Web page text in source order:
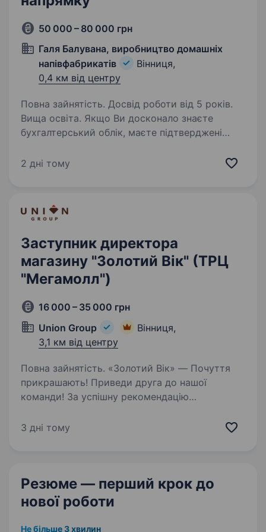
50 000 – 80 000 грн
Галя Балувана, виробництво домашніх
напівфабрикатів
Вінниця,
0,4 км від центру
Повна зайнятість. Досвід роботи від 5 років.
Вища освіта. Якщо Ви досконало знаєте
бухгалтерський облік, маєте підтверджені
та хочете перейти від операційної роботи
2 дні тому
Заступник директора
магазину "Золотий Вік" (ТРЦ
"Мегамолл")
16 000 – 35 000 грн
Union Group
Вінниця,
3,1 км від центру
Повна зайнятість. «Золотий Вік» — Почуття
прикрашають! Приведи друга до нашої
команди! За успішну рекомендацію
17. Запитай деталі у рекрутера!
3 дні тому
Резюме — перший крок до
нової роботи
Не більше 3 хвилин